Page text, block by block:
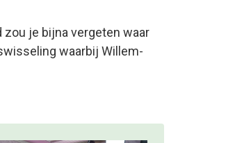
je bijna vergeten waar
waarbij Willem-